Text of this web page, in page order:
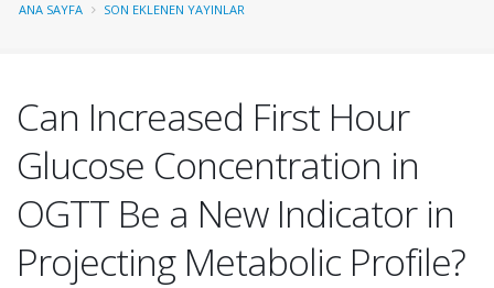
ANA SAYFA SON EKLENEN YAYINLAR
Can Increased First Hour
Glucose Concentration in
OGTT Be a New Indicator in
Projecting Metabolic Profile?